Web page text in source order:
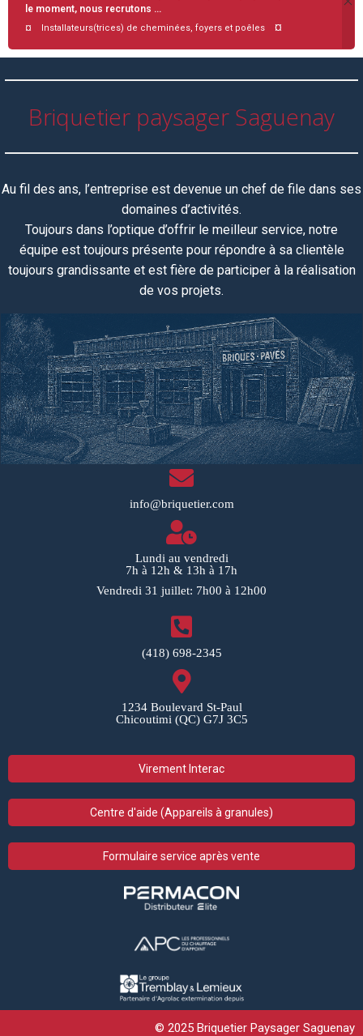
le moment, nous recrutons …
¤ Installateurs(trices) de cheminées, foyers et poêles ¤
Briquetier paysager Saguenay
Au fil des ans, l’entreprise est devenue un chef de file dans ses
domaines d’activités.
Toujours dans l’optique d’offrir le meilleur service, notre
équipe est toujours présente pour répondre à sa clientèle
toujours grandissante et est fière de participer à la réalisation
de vos projets.
info@briquetier.com
Lundi au vendredi
7h à 12h & 13h à 17h
Vendredi 31 juillet: 7h00 à 12h00
(418) 698-2345
1234 Boulevard St-Paul
Chicoutimi (QC) G7J 3C5
Virement Interac
Centre d'aide (Appareils à granules)
Formulaire service après vente
© 2025 Briquetier Paysager Saguenay